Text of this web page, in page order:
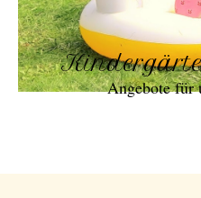
Angebote für